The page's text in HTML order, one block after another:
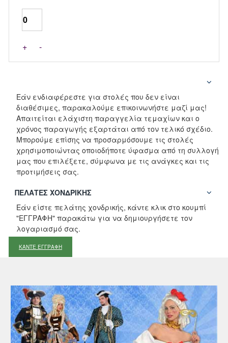
+ -
Εάν ενδιαφέρεστε για στολές που δεν είναι
διαθέσιμες, παρακαλούμε επικοινωνήστε μαζί μας!
Απαιτείται ελάχιστη παραγγελία τεμαχίων και ο
χρόνος παραγωγής εξαρτάται από τον τελικό σχέδιο.
Μπορούμε επίσης να προσαρμόσουμε τις στολές
χρησιμοποιώντας οποιοδήποτε ύφασμα από τη συλλογή
μας που επιλέξετε, σύμφωνα με τις ανάγκες και τις
προτιμήσεις σας.
ΠΕΛΆΤΕΣ ΧΟΝΔΡΙΚΉΣ
Εάν είστε πελάτης χονδρικής, κάντε κλικ στο κουμπί
"ΕΓΓΡΑΦΗ" παρακάτω για να δημιουργήσετε τον
λογαριασμό σας.
ΚΑΝΤΕ ΕΓΓΡΑΦΗ